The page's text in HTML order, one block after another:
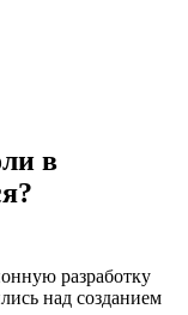
в
разработку
над созданием